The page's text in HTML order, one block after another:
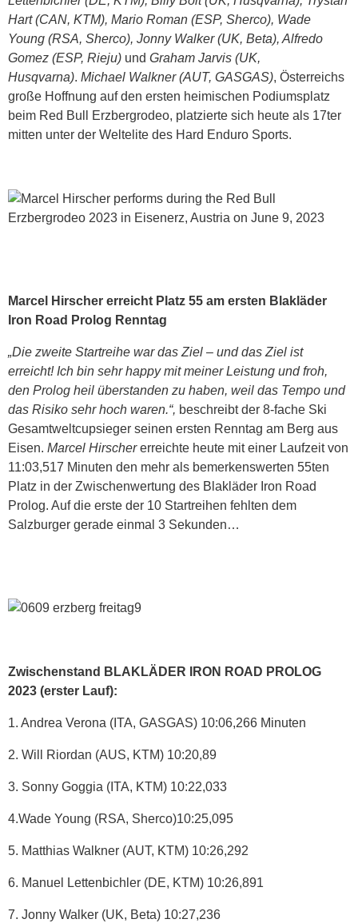
Hart (CAN, KTM), Mario Roman (ESP, Sherco), Wade
Young (RSA, Sherco), Jonny Walker (UK, Beta), Alfredo
Gomez (ESP, Rieju) und Graham Jarvis (UK,
Husqvarna). Michael Walkner (AUT, GASGAS), Österreichs
große Hoffnung auf den ersten heimischen Podiumsplatz
beim Red Bull Erzbergrodeo, platzierte sich heute als 17ter
mitten unter der Weltelite des Hard Enduro Sports.
Marcel Hirscher erreicht Platz 55 am ersten Blakläder
Iron Road Prolog Renntag
„Die zweite Startreihe war das Ziel – und das Ziel ist
erreicht! Ich bin sehr happy mit meiner Leistung und froh,
den Prolog heil überstanden zu haben, weil das Tempo und
das Risiko sehr hoch waren.“, beschreibt der 8-fache Ski
Gesamtweltcupsieger seinen ersten Renntag am Berg aus
Eisen. Marcel Hirschererreichte heute mit einer Laufzeit von
11:03,517 Minuten den mehr als bemerkenswerten 55ten
Platz in der Zwischenwertung des Blakläder Iron Road
Prolog. Auf die erste der 10 Startreihen fehlten dem
Salzburger gerade einmal 3 Sekunden…
Zwischenstand BLAKLÄDER IRON ROAD PROLOG
2023 (erster Lauf):
1. Andrea Verona (ITA, GASGAS) 10:06,266 Minuten
2. Will Riordan (AUS, KTM) 10:20,89
3. Sonny Goggia (ITA, KTM) 10:22,033
4.Wade Young (RSA, Sherco)10:25,095
5. Matthias Walkner (AUT, KTM) 10:26,292
6. Manuel Lettenbichler (DE, KTM) 10:26,891
7. Jonny Walker (UK, Beta) 10:27,236